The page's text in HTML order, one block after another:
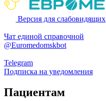
Версия для слабовидящих
Чат единой справочной
@Euromedomskbot
Telegram
Подписка на уведомления
Пациентам